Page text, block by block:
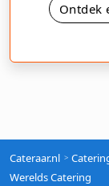
Ontdek
Cateraar.nl
Werelds Catering